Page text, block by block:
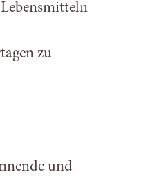
zu
und